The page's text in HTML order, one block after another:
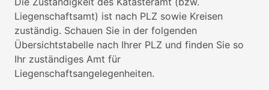
Liegenschaftsamt) ist nach PLZ sowie Kreisen
zuständig. Schauen Sie in der folgenden
Übersichtstabelle nach Ihrer PLZ und finden Sie so
Ihr zuständiges Amt für
Liegenschaftsangelegenheiten.